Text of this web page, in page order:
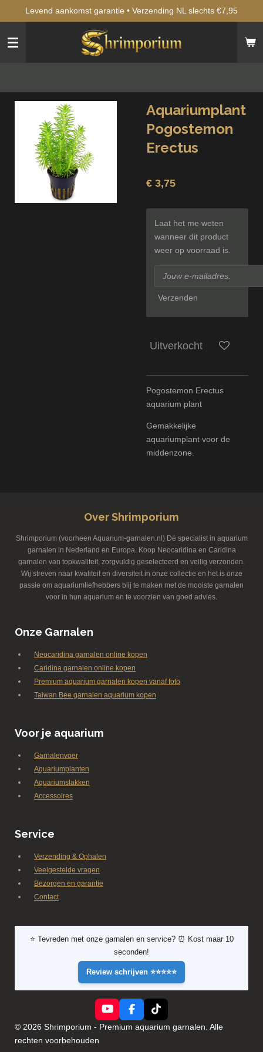
naar
hoofdinhoud
Levend aankomst garantie • Verzending NL slechts €7,95
Aquariumplant
Pogostemon
Erectus
€ 3,75
Laat het me weten
wanneer dit product
weer op voorraad is.
Verzenden
Uitverkocht
Pogostemon Erectus
aquarium plant
Gemakkelijke
aquariumplant voor de
middenzone.
Over Shrimporium
Shrimporium (voorheen Aquarium-garnalen.nl) Dé specialist in aquarium
garnalen in Nederland en Europa. Koop Neocaridina en Caridina
garnalen van topkwaliteit, zorgvuldig geselecteerd en veilig verzonden.
Wij streven naar kwaliteit en diversiteit in onze collectie en het is onze
passie om aquariumliefhebbers blij te maken met de mooiste garnalen
voor in hun aquarium en te voorzien van goed advies.
Onze Garnalen
Neocaridina garnalen online kopen
Caridina garnalen online kopen
Premium aquarium garnalen kopen vanaf foto
Taiwan Bee garnalen aquarium kopen
Voor je aquarium
Garnalenvoer
Aquariumplanten
Aquariumslakken
Accessoires
Service
Verzending & Ophalen
Veelgestelde vragen
Bezorgen en garantie
Contact
⭐ Tevreden met onze garnalen en service? ⏰ Kost maar 10
seconden!
Review schrijven ⭐⭐⭐⭐⭐
Y
o
u
F
a
c
T
i
k
© 2026 Shrimporium - Premium aquarium garnalen. Alle
rechten voorbehouden